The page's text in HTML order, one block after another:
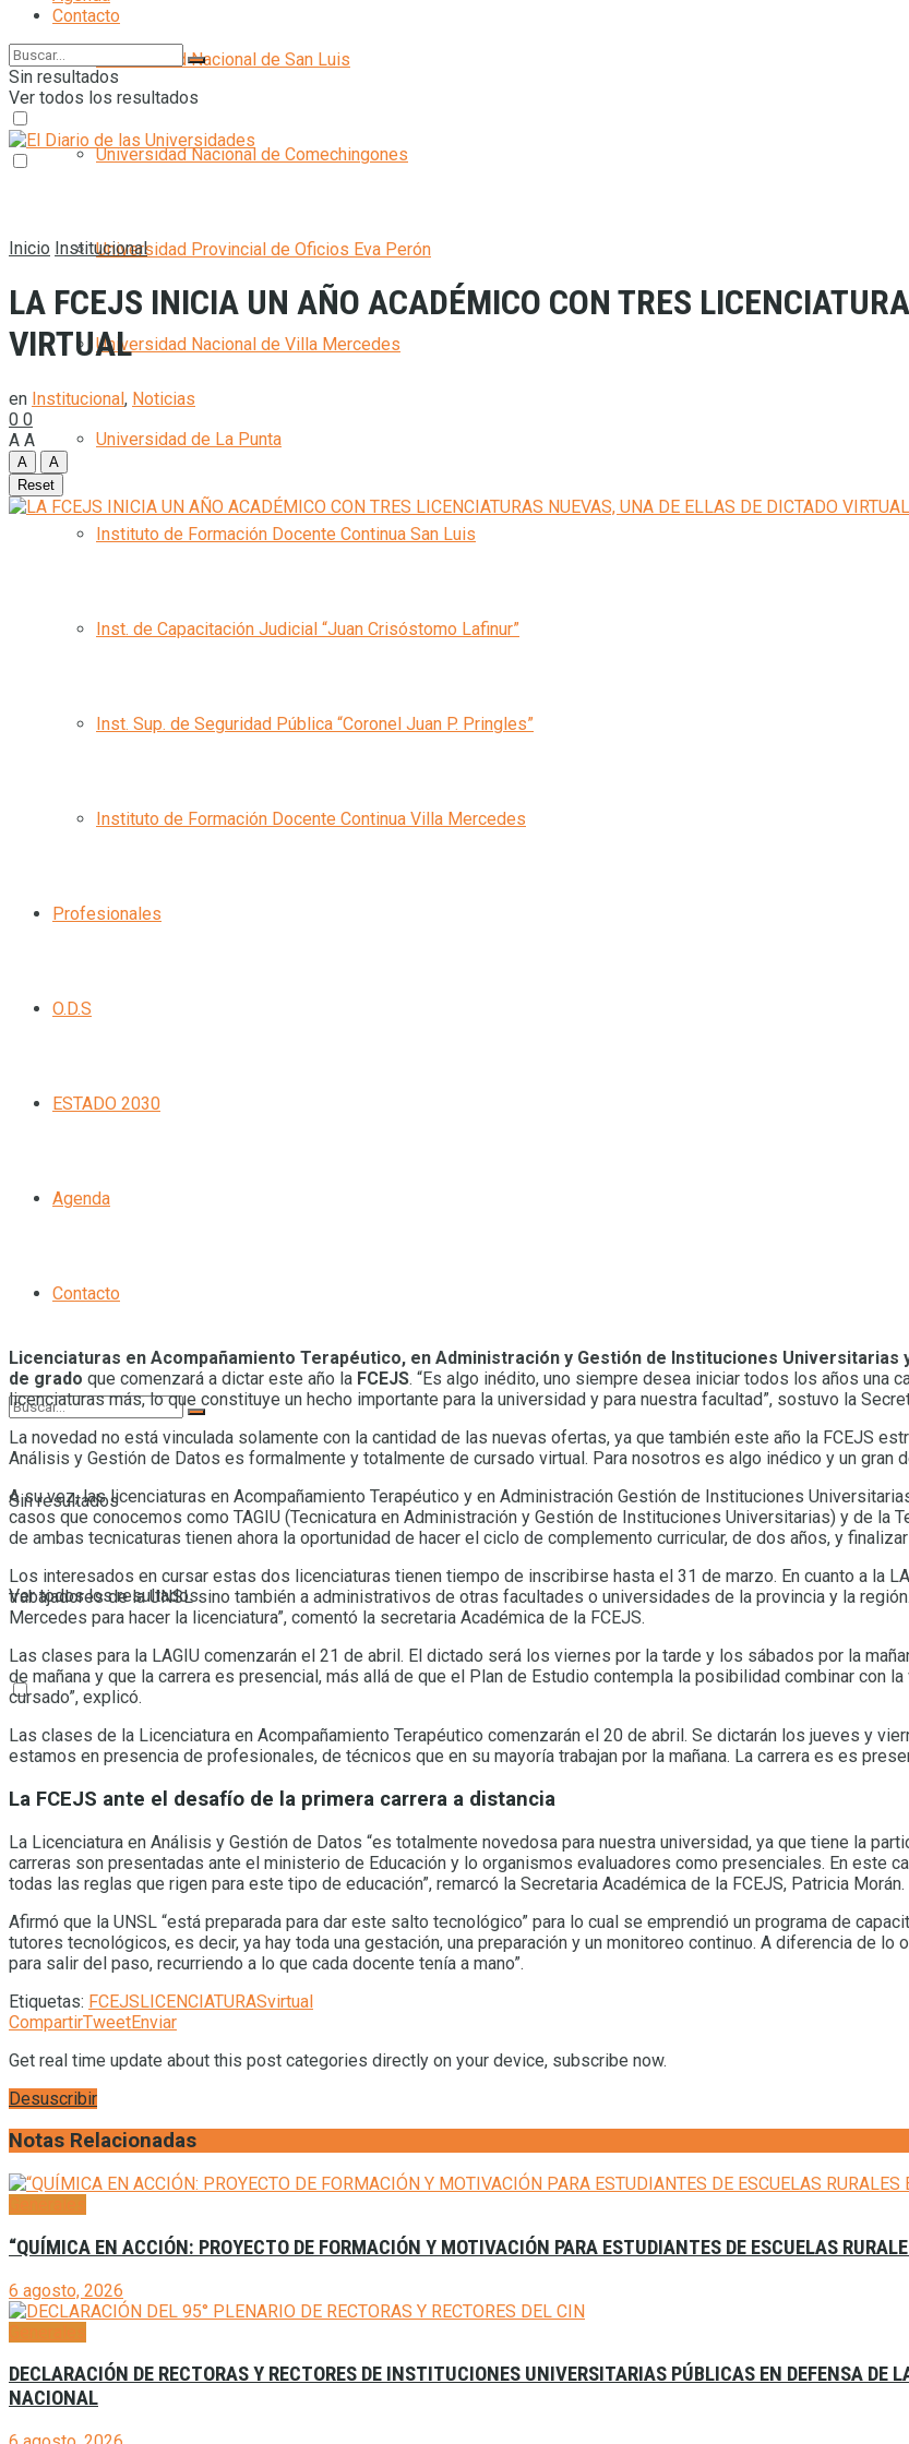
Universidad Nacional de San Luis
Universidad Nacional de Comechingones
Universidad Provincial de Oficios Eva Perón
Universidad Nacional de Villa Mercedes
Universidad de La Punta
Instituto de Formación Docente Continua San Luis
Inst. de Capacitación Judicial “Juan Crisóstomo Lafinur”
Inst. Sup. de Seguridad Pública “Coronel Juan P. Pringles”
Instituto de Formación Docente Continua Villa Mercedes
Profesionales
O.D.S
ESTADO 2030
Agenda
Contacto
Sin resultados
Ver todos los resultados
Contacto
Sin resultados
Ver todos los resultados
Inicio Institucional
LA FCEJS INICIA UN AÑO ACADÉMICO CON TRES
VIRTUAL
en Institucional, Noticias
0 0
A A
A
A
Reset
Licenciaturas en Acompañamiento Terapéutico, en Administración y Gestión de Instituciones Universitarias
de grado que comenzará a dictar este año la FCEJS. “Es algo inédito, uno siempre desea iniciar todos los años una
licenciaturas más, lo que constituye un hecho importante para la universidad y para nuestra facultad”, sostuvo la
La novedad no está vinculada solamente con la cantidad de las nuevas ofertas, ya que también este año la FCEJS
Análisis y Gestión de Datos es formalmente y totalmente de cursado virtual. Para nosotros es algo inédico y un gran
A su vez, las licenciaturas en Acompañamiento Terapéutico y en Administración Gestión de Instituciones
casos que conocemos como TAGIU (Tecnicatura en Administración y Gestión de Instituciones Universitarias) y de la
de ambas tecnicaturas tienen ahora la oportunidad de hacer el ciclo de complemento curricular, de dos años, y finalizar
Los interesados en cursar estas dos licenciaturas tienen tiempo de inscribirse hasta el 31 de marzo. En cuanto a la
trabajadores de la UNSL sino también a administrativos de otras facultades o universidades de la provincia y la
Mercedes para hacer la licenciatura”, comentó la secretaria Académica de la FCEJS.
Las clases para la LAGIU comenzarán el 21 de abril. El dictado será los viernes por la tarde y los sábados por la
de mañana y que la carrera es presencial, más allá de que el Plan de Estudio contempla la posibilidad combinar con
cursado”, explicó.
Las clases de la Licenciatura en Acompañamiento Terapéutico comenzarán el 20 de abril. Se dictarán los jueves y
estamos en presencia de profesionales, de técnicos que en su mayoría trabajan por la mañana. La carrera es es
La FCEJS ante el desafío de la primera carrera a distancia
La Licenciatura en Análisis y Gestión de Datos “es totalmente novedosa para nuestra universidad, ya que tiene la
carreras son presentadas ante el ministerio de Educación y lo organismos evaluadores como presenciales. En este
todas las reglas que rigen para este tipo de educación”, remarcó la Secretaria Académica de la FCEJS, Patricia Morán.
Afirmó que la UNSL “está preparada para dar este salto tecnológico” para lo cual se emprendió un programa de
tutores tecnológicos, es decir, ya hay toda una gestación, una preparación y un monitoreo continuo. A diferencia de
para salir del paso, recurriendo a lo que cada docente tenía a mano”.
Etiquetas: FCEJSLICENCIATURASvirtual
CompartirTweetEnviar
Get real time update about this post categories directly on your device, subscribe now.
Desuscribir
Notas Relacionadas
“QUÍMICA EN ACCIÓN: PROYECTO DE FORMACIÓN Y MOTIVACIÓN PARA ESTUDIANTES DE ESCUELAS
6 agosto, 2026
DECLARACIÓN DE RECTORAS Y RECTORES DE INSTITUCIONES UNIVERSITARIAS PÚBLICAS EN DEFENSA DE
NACIONAL